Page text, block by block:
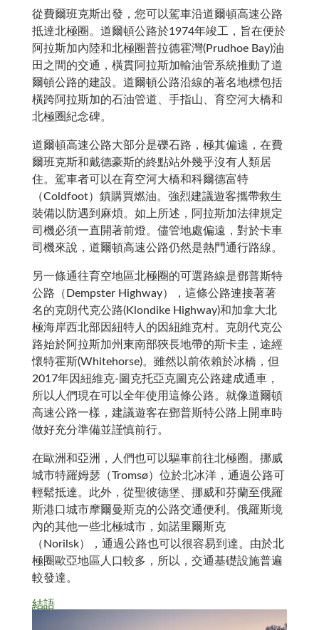
從費爾班克斯出發，您可以駕車沿道爾頓高速公路
抵達北極圈。道爾頓公路於1974年竣工，旨在便於
阿拉斯加內陸和北極圈普拉德霍灣(Prudhoe Bay)油
田之間的交通，橫貫阿拉斯加輸油管系統推動了道
爾頓公路的建設。道爾頓公路沿線的著名地標包括
橫跨阿拉斯加的石油管道、手指山、育空河大橋和
北極圈紀念碑。
道爾頓高速公路大部分是礫石路，極其偏遠，在費
爾班克斯和戴德豪斯的終點站外幾乎沒有人類居
住。駕車者可以在育空河大橋和科爾德富特
（Coldfoot）鎮購買燃油。強烈建議遊客攜帶救生
裝備以防遇到麻煩。如上所述，阿拉斯加法律規定
司機必須一直開著前燈。儘管地處偏遠，對於卡車
司機來說，道爾頓高速公路仍然是熱門通行路線。
另一條通往育空地區北極圈的可選路線是鄧普斯特
公路（Dempster Highway），這條公路連接著著
名的克朗代克公路(Klondike Highway)和加拿大北
極海岸西北部因紐特人的因紐維克村。克朗代克公
路始於阿拉斯加州東南部狹長地帶的斯卡圭，途經
懷特霍斯(Whitehorse)。雖然以前依賴於冰橋，但
2017年因紐維克-圖克托亞克圖克公路建成通車，
所以人們現在可以全年使用這條公路。就像道爾頓
高速公路一樣，建議遊客在鄧普斯特公路上開車時
做好充分準備並謹慎前行。
在歐洲和亞洲，人們也可以驅車前往北極圈。挪威
城市特羅姆瑟（Tromsø）位於北冰洋，通過公路可
輕鬆抵達。此外，從聖彼德堡、挪威和芬蘭至俄羅
斯港口城市摩爾曼斯克的公路交通便利。俄羅斯境
內的其他一些北極城市，如諾里爾斯克
（Norilsk），通過公路也可以很容易到達。由於北
極圈歐亞地區人口較多，所以，交通基礎設施普遍
較發達。
結語